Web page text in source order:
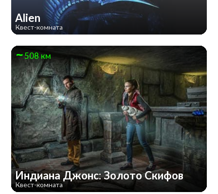
Alien
Квест-комната
508 км
Индиана Джонс: Золото Скифов
Квест-комната